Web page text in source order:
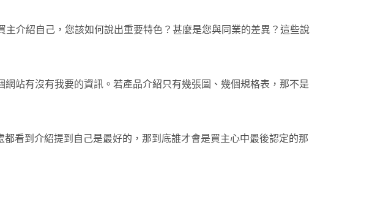
介紹自己，您該如何說出重要特色？甚麼是您與同業的差異？這些說
站有沒有我要的資訊。若產品介紹只有幾張圖、幾個規格表，那不是
看到介紹提到自己是最好的，那到底誰才會是買主心中最後認定的那